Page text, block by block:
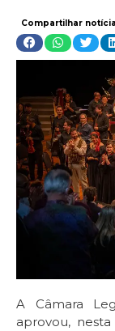
Compartilhar notícia
A Câmara
aprovou,